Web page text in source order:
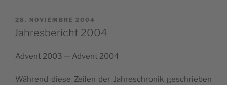
PUBLICADO
EL
28. NOVIEMBRE 2004
Jahresbericht 2004
Advent 2003 — Advent 2004
Wäh­rend die­se Zei­len der Jah­res­chro­nik ges­chrie­ben